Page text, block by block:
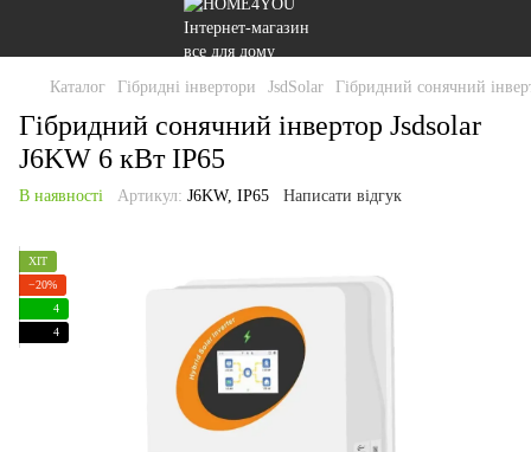
Каталог Гібридні інвертори JsdSolar Гібридний сонячний
Гібридний сонячний інвертор Jsdsolar
J6KW 6 кВт IP65
В наявності Артикул: J6KW, IP65 Написати відгук
ХІТ
−20%
4
4